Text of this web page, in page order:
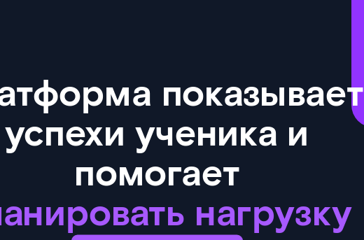
показывает
успехи ученика и
помогает
нагрузку